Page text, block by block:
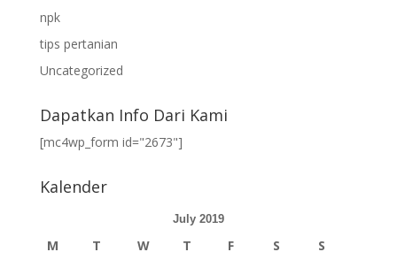
npk
tips pertanian
Uncategorized
Dapatkan Info Dari Kami
[mc4wp_form id="2673"]
Kalender
July 2019
M T W T F S S